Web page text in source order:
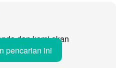
dan kami akan
baru untuk
pencarian ini